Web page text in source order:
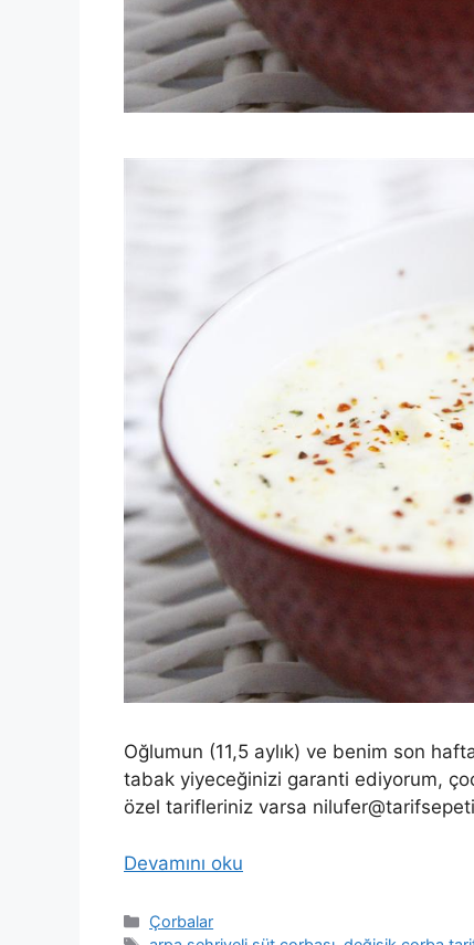
Oğlumun (11,5 aylık) ve benim son
tabak yiyeceğinizi garanti ediyorum,
özel tarifleriniz varsa
Devamını oku
Kategoriler
Çorbalar